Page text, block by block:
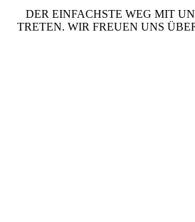
DER EINFACHSTE WEG MIT
TRETEN. WIR FREUEN UNS